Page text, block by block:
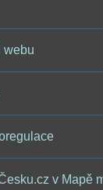
webu
v Mapě